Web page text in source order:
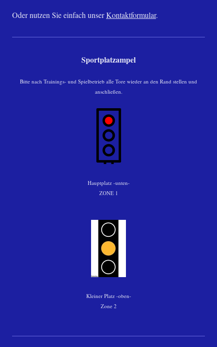
Oder nutzen Sie einfach unserKontaktformular.
Sportplatzampel
Bitte nach Trainings- und Spielbetrieb alle Tore wieder an den Rand stellen und
anschließen.
Hauptplatz -unten-
ZONE 1
Kleiner Platz -oben-
Zone 2